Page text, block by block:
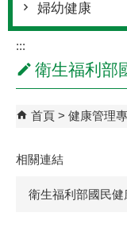
婦幼健康
:::
衛生福利部
首頁 健康管理
相關連結
衛生福利部國民